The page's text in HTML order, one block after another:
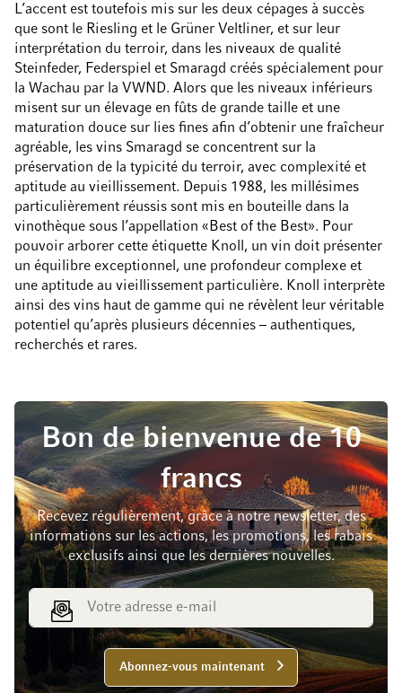
L’accent est toutefois mis sur les deux cépages à succès
que sont le Riesling et le Grüner Veltliner, et sur leur
interprétation du terroir, dans les niveaux de qualité
Steinfeder, Federspiel et Smaragd créés spécialement pour
la Wachau par la VWND. Alors que les niveaux inférieurs
misent sur un élevage en fûts de grande taille et une
maturation douce sur lies fines afin d’obtenir une fraîcheur
agréable, les vins Smaragd se concentrent sur la
préservation de la typicité du terroir, avec complexité et
aptitude au vieillissement. Depuis 1988, les millésimes
particulièrement réussis sont mis en bouteille dans la
vinothèque sous l’appellation «Best of the Best». Pour
pouvoir arborer cette étiquette Knoll, un vin doit présenter
un équilibre exceptionnel, une profondeur complexe et
une aptitude au vieillissement particulière. Knoll interprète
ainsi des vins haut de gamme qui ne révèlent leur véritable
potentiel qu’après plusieurs décennies – authentiques,
recherchés et rares.
Bon de bienvenue de 10
francs
Recevez régulièrement, grâce à notre newsletter, des
informations sur les actions, les promotions, les rabais
exclusifs ainsi que les dernières nouvelles.
Adresse e-mail
Abonnez-vous maintenant